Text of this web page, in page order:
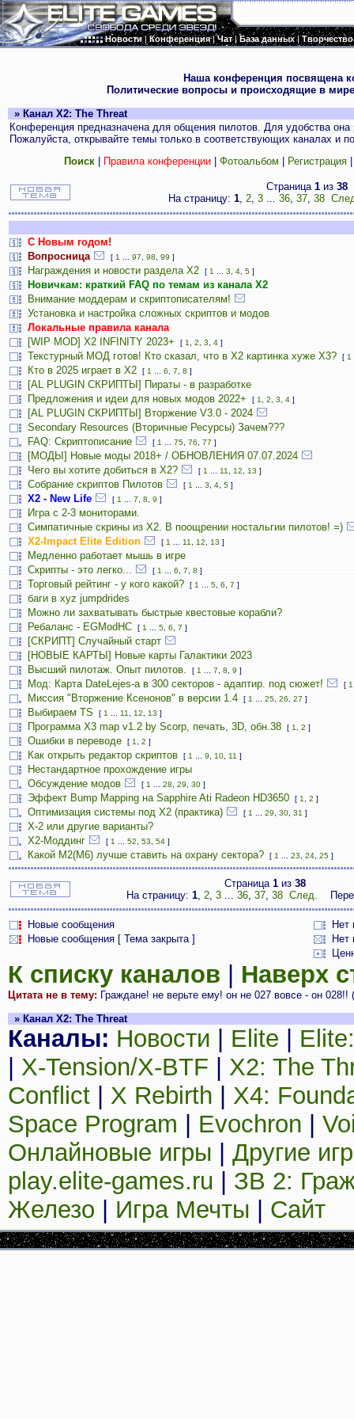
Новости|Конференция|Чат|База данных|Творчество
Наша конференция посвящена
Политические вопросы и происходящие в
» Канал X2: The Threat
Конференция предназначена для общения пилотов. Для удобства
Пожалуйста, открывайте темы только в соответствующих каналах и
Поиск| Правила конференции| Фотоальбом Регистрация
Страница 1из 38
На страницу: 1, 2, 3 ... 36, 37, 38
С Новым годом!
Вопросница
[ 1 97 98 99 ]
Награждения и новости раздела Х2 [ 1 3 4 5 ]
Новичкам: краткий FAQ по темам из канала Х2
Внимание моддерам и скриптописателям!
Установка и настройка сложных скриптов и модов
Локальные правила канала
[WIP MOD] X2 INFINITY 2023+
[ 1 2 3 4 ]
Текстурный МОД готов! Кто сказал, что в X2 картинка хуже X3? [ 1
Кто в 2025 играет в X2 [ 1 6 7 8 ]
[AL PLUGIN СКРИПТЫ] Пираты - в разработке
Предложения и идеи для новых модов 2022+
[ 1 2 3 4 ]
[AL PLUGIN СКРИПТЫ] Вторжение V3.0 - 2024
Secondary Resources (Вторичные Ресурсы) Зачем???
FAQ: Скриптописание
[ 1 75 76 77 ]
[МОДЫ] Новые моды 2018+ / ОБНОВЛЕНИЯ 07.07.2024
Чего вы хотите добиться в Х2?
[ 1 11 12 13 ]
Собрание скриптов Пилотов [ 1 3 4 5 ]
X2 - New Life [ 1 7 8 9 ]
Игра с 2-3 мониторами.
Симпатичные скрины из X2. В поощрении ностальгии пилотов! =)
X2-Impact Elite Edition
[ 1 11 12 13 ]
Медленно работает мышь в игре
Скрипты - это легко...
[ 1 6 7 8 ]
Торговый рейтинг - у кого какой? [ 1 5 6 7 ]
баги в xyz jumpdrides
Можно ли захватывать быстрые квестовые корабли?
Ребаланс - EGModHC
[ 1 5 6 7 ]
[СКРИПТ] Случайный старт
[НОВЫЕ КАРТЫ] Новые карты Галактики 2023
Высший пилотаж. Опыт пилотов.
[ 1 7 8 9 ]
Мод: Карта DateLejes-а в 300 секторов - адаптир. под сюжет! [ 1
Миссия "Вторжение Ксенонов" в версии 1.4 [ 1 25 26 27 ]
Выбираем TS [ 1 11 12 13 ]
Программа X3 map v1.2 by Scorp, печать, 3D, обн.38 [ 1 2 ]
Ошибки в переводе [ 1 2 ]
Как открыть редактор скриптов [ 1 9 10 11 ]
Нестандартное прохождение игры
Обсуждение модов
[ 1 28 29 30 ]
Эффект Bump Mapping на Sapphire Ati Radeon HD3650 [ 1 2 ]
Оптимизация системы под X2 (практика) [ 1 29 30 31 ]
X-2 или другие варианты?
Х2-Моддинг
[ 1 52 53 54 ]
Какой М2(М6) лучше ставить на охрану сектора? [ 1 23 24 25 ]
Страница 1из 38
На страницу: 1, 2, 3 ... 36, 37, 38 След.
Новые сообщения
Нет
Новые сообщения [ Тема закрыта ]
Нет
К списку каналов Наверх
Цитата не в тему: Граждане! не верьте ему! он не 027 вовсе - он 028!!
» Канал X2: The Threat
Каналы: Новости Elite
X-Tension/X-BTF
X2: The
Conflict
X Rebirth
X4:
Space Program
Evochron
Онлайновые игры
Другие
play.elite-games.ru
ЗВ 2:
Железо
Игра Мечты Сайт